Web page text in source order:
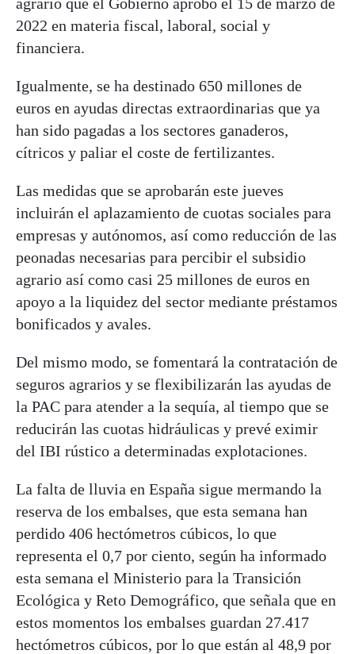
2022 en materia fiscal, laboral, social y
financiera.
Igualmente, se ha destinado 650 millones de
euros en ayudas directas extraordinarias que ya
han sido pagadas a los sectores ganaderos,
cítricos y paliar el coste de fertilizantes.
Las medidas que se aprobarán este jueves
incluirán el aplazamiento de cuotas sociales para
empresas y autónomos, así como reducción de las
peonadas necesarias para percibir el subsidio
agrario así como casi 25 millones de euros en
apoyo a la liquidez del sector mediante préstamos
bonificados y avales.
Del mismo modo, se fomentará la contratación de
seguros agrarios y se flexibilizarán las ayudas de
la PAC para atender a la sequía, al tiempo que se
reducirán las cuotas hidráulicas y prevé eximir
del IBI rústico a determinadas explotaciones.
La falta de lluvia en España sigue mermando la
reserva de los embalses, que esta semana han
perdido 406 hectómetros cúbicos, lo que
representa el 0,7 por ciento, según ha informado
esta semana el Ministerio para la Transición
Ecológica y Reto Demográfico, que señala que en
estos momentos los embalses guardan 27.417
hectómetros cúbicos, por lo que están al 48,9 por